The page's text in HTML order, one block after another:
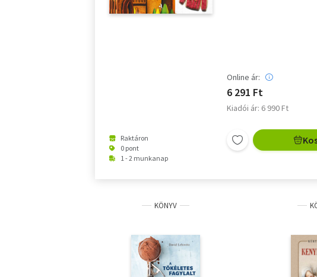
Raktáron
0 pont
1 - 2 munkanap
Online ár:
6 291 Ft
Kiadói ár: 6 990 Ft
KÖNYV